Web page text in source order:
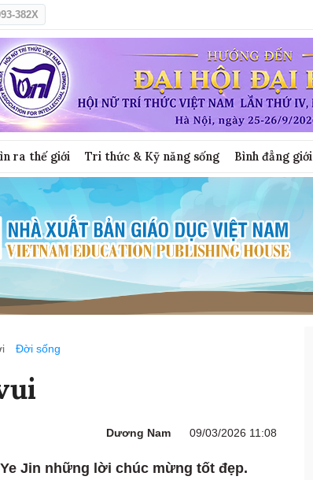
382X
ra thế giới Tri thức & Kỹ năng sống Bình đẳng giới
Đời sống
Dương Nam 09/03/2026 11:08
Jin những lời chúc mừng tốt đẹp.